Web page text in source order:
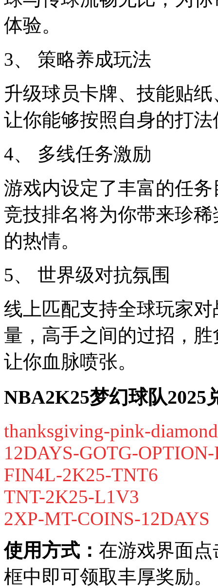
体验。
3、 策略养成玩法
升级球员卡牌、技能贴
让你能够按照自身的打
4、 多线任务激励
游戏内设定了丰富的任
竞技排名将为你带来珍
的热情。
5、 世界级对抗氛围
线上匹配支持全球玩家
量，高手之间的过招，
让你血脉喷张。
NBA2K25梦幻球队2025
thanksgiving-pink-diamond
12DAYS-GOTG-
FIN4L-2K25-TNT6
TNT-2K25-L1V3
2XP-MT-COINS-12DAYS
使用方式： 在游戏界面
框中即可领取丰厚奖励。